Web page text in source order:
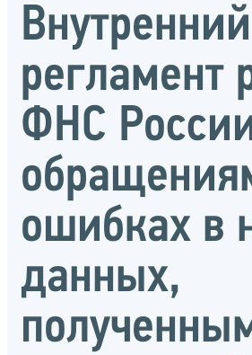
Внутренний
регламент
ФНС
ошибках в
данных,